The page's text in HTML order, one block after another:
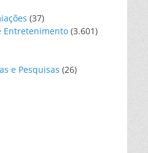
(37)
Entretenimento (3.601)
e Pesquisas (26)